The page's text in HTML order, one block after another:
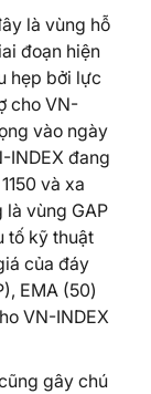
là vùng hỗ
đoạn hiện
hẹp bởi lực
cho VN-
vào ngày
INDEX đang
và xa
là vùng GAP
tố kỹ thuật
của đáy
EMA (50)
VN-INDEX
gây chú